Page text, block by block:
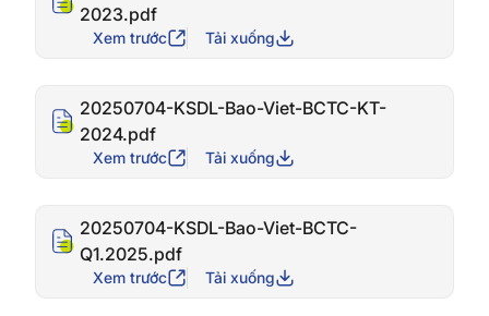
2023.pdf
Xem trước Tải xuống
20250704-KSDL-Bao-Viet-BCTC-KT-
2024.pdf
Xem trước Tải xuống
20250704-KSDL-Bao-Viet-BCTC-
Q1.2025.pdf
Xem trước Tải xuống